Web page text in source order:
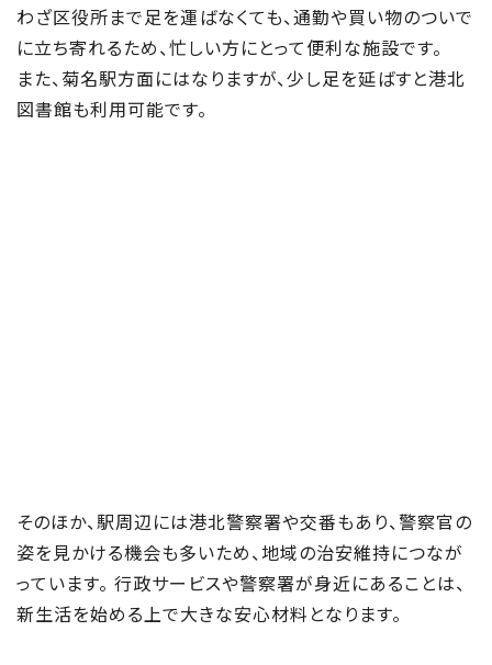
わざ区役所まで足を運ばなくても、通勤や買い物のついで
に立ち寄れるため、忙しい方にとって便利な施設です。
また、菊名駅方面にはなりますが、少し足を延ばすと港北
図書館も利用可能です。
そのほか、駅周辺には港北警察署や交番もあり、警察官の
姿を見かける機会も多いため、地域の治安維持につなが
っています。 行政サービスや警察署が身近にあることは、
新生活を始める上で大きな安心材料となります。